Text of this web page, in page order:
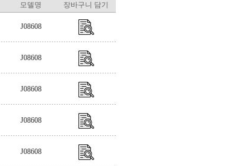
모델명 장바구니 담기
J08608
J08608
J08608
J08608
J08608